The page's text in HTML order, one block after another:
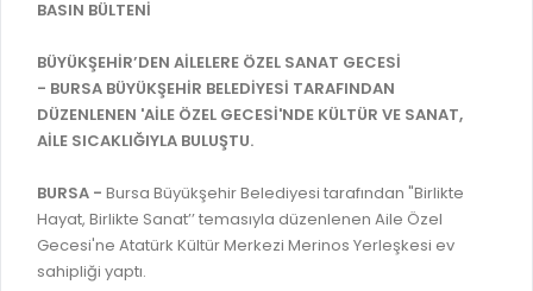
BİLGİ EDİNME
MECLİS
MECLİS ÜYELERİ
KOMİSYON ÜYELERİ
MECLİS KARARLARI
MECLİS GÜNDEMİ VE KARAR ÖZETLERİ
YAYIN / PLAN / RAPOR
BAŞVURU / KAYIT / SORGU
ORKESTRA KAYIT
BURSA AKADEMİ
ÜCRETSİZ WİFİ NOKTALARI
BASIN BÜLTENİ
BÜYÜKŞEHİR’DEN AİLELERE ÖZEL SANAT GECESİ
- BURSA BÜYÜKŞEHİR BELEDİYESİ TARAFINDAN
DÜZENLENEN 'AİLE ÖZEL GECESİ'NDE KÜLTÜR VE SANAT,
AİLE SICAKLIĞIYLA BULUŞTU.
BURSA - Bursa Büyükşehir Belediyesi tarafından "Birlikte
Hayat, Birlikte Sanat’’ temasıyla düzenlenen Aile Özel
Gecesi'ne Atatürk Kültür Merkezi Merinos Yerleşkesi ev
sahipliği yaptı.